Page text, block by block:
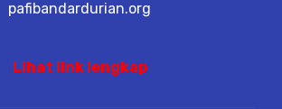
pafibandardurian.org
Lihat link lengkap